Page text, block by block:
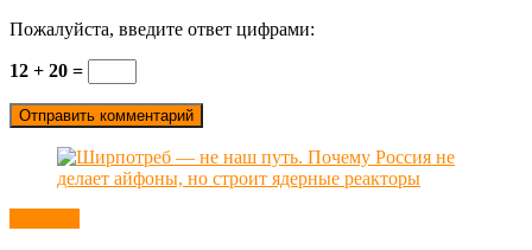
Пожалуйста, введите ответ цифрами:
12 + 20 =